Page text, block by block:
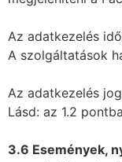
Az adatkezelés
A szolgáltatások
Az adatkezelés
Lásd: az 1.2
3.6 Események,